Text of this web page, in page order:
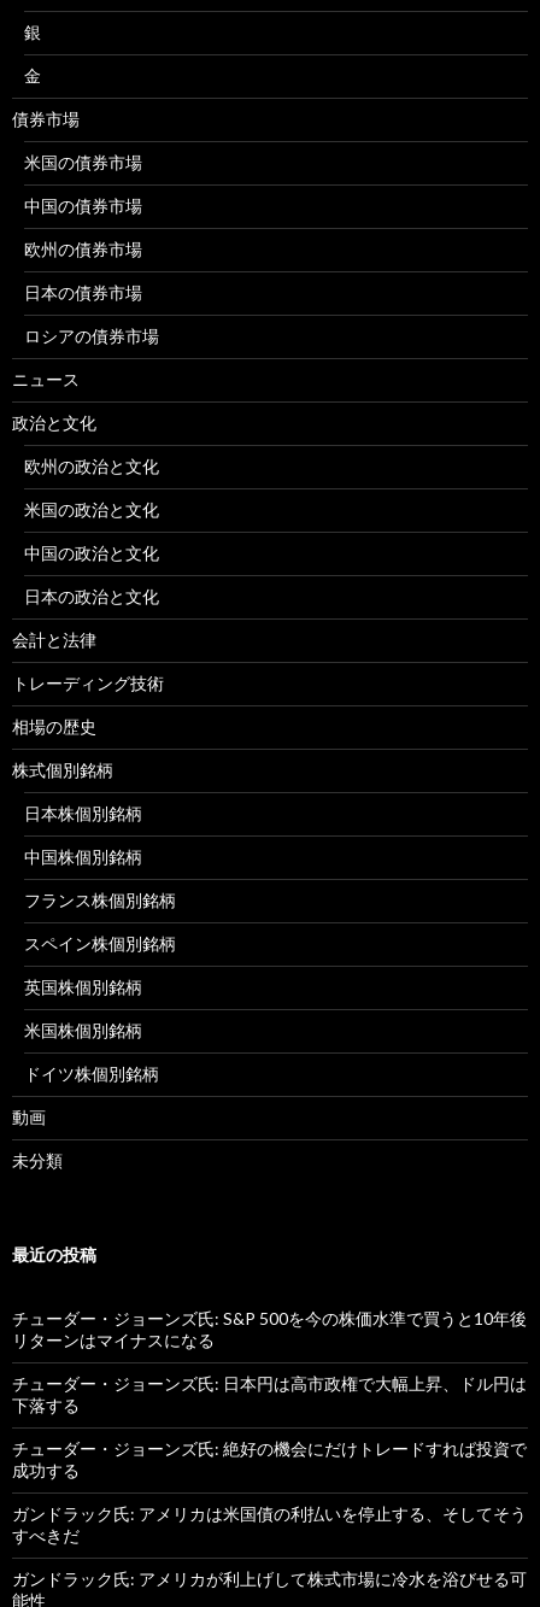
銀
金
債券市場
米国の債券市場
中国の債券市場
欧州の債券市場
日本の債券市場
ロシアの債券市場
ニュース
政治と文化
欧州の政治と文化
米国の政治と文化
中国の政治と文化
日本の政治と文化
会計と法律
トレーディング技術
相場の歴史
株式個別銘柄
日本株個別銘柄
中国株個別銘柄
フランス株個別銘柄
スペイン株個別銘柄
英国株個別銘柄
米国株個別銘柄
ドイツ株個別銘柄
動画
未分類
最近の投稿
チューダー・ジョーンズ氏: S&P 500を今の株価水準で買うと10年後
リターンはマイナスになる
チューダー・ジョーンズ氏: 日本円は高市政権で大幅上昇、ドル円は
下落する
チューダー・ジョーンズ氏: 絶好の機会にだけトレードすれば投資で
成功する
ガンドラック氏: アメリカは米国債の利払いを停止する、そしてそう
すべきだ
ガンドラック氏: アメリカが利上げして株式市場に冷水を浴びせる可
能性